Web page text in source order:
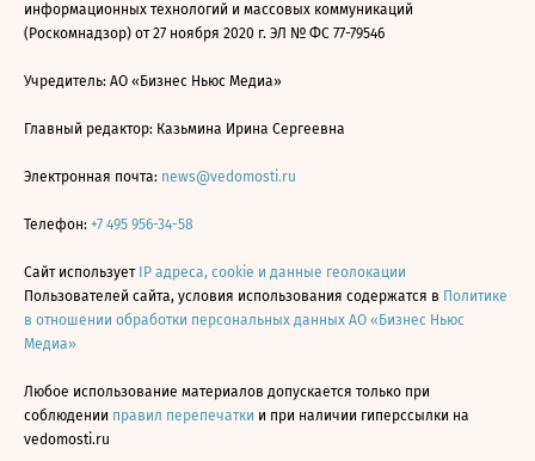
информационных технологий и массовых коммуникаций
(Роскомнадзор) от 27 ноября 2020 г. ЭЛ № ФС 77-79546
Учредитель: АО «Бизнес Ньюс Медиа»
Главный редактор: Казьмина Ирина Сергеевна
Электронная почта: news@vedomosti.ru
Телефон: +7 495 956-34-58
Сайт использует IP адреса, cookie и данные геолокации
Пользователей сайта, условия использования содержатся в Политике
в отношении обработки персональных данных АО «Бизнес Ньюс
Медиа»
Любое использование материалов допускается только при
соблюдении правил перепечатки и при наличии гиперссылки на
vedomosti.ru